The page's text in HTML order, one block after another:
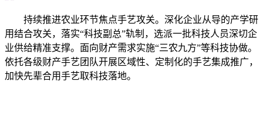
持续推进农业环节焦点手艺攻关。深化企业从导的产学研
用结合攻关，落实“科技副总”轨制，选派一批科技人员深切企
业供给精准支撑。面向财产需求实施“三农九方”等科技协做。
依托各级财产手艺团队开展区域性、定制化的手艺集成推广，
加快先辈合用手艺取科技落地。